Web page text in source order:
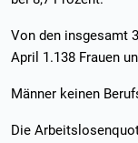
Von den insgesamt
April 1.138 Frauen
Männer keinen
Die